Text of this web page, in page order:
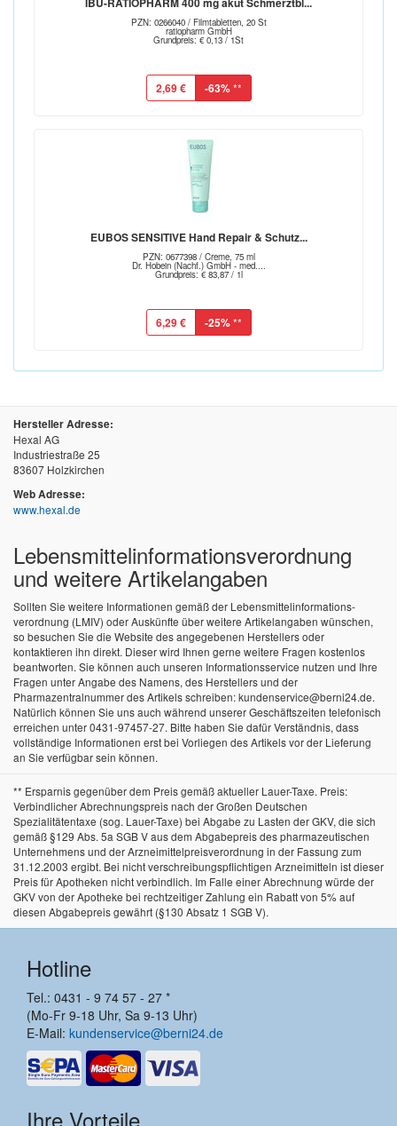
PZN: 0266040 / Filmtabletten, 20 St
ratiopharm GmbH
Grundpreis: € 0,13 / 1St
2,69 € -63%**
EUBOS SENSITIVE Hand Repair & Schutz...
PZN: 0677398 / Creme, 75 ml
Dr. Hobein (Nachf.) GmbH - med....
Grundpreis: € 83,87 / 1l
6,29 € -25%**
Hersteller Adresse:
Hexal AG
Industriestraße 25
83607 Holzkirchen
Web Adresse:
www.hexal.de
Lebensmittel­informations­verordnung
und weitere Artikelangaben
Sollten Sie weitere Informationen gemäß der Lebensmittel­informations­
verordnung (LMIV) oder Auskünfte über weitere Artikelangaben wünschen,
so besuchen Sie die Website des angegebenen Herstellers oder
kontaktieren ihn direkt. Dieser wird Ihnen gerne weitere Fragen kostenlos
beantworten. Sie können auch unseren Informationsservice nutzen und Ihre
Fragen unter Angabe des Namens, des Herstellers und der
Pharmazentralnummer des Artikels schreiben: kundenservice@berni24.de.
Natürlich können Sie uns auch während unserer Geschäftszeiten telefonisch
erreichen unter 0431-97457-27. Bitte haben Sie dafür Verständnis, dass
vollständige Informationen erst bei Vorliegen des Artikels vor der Lieferung
an Sie verfügbar sein können.
** Ersparnis gegenüber dem Preis gemäß aktueller Lauer-Taxe. Preis:
Verbindlicher Abrechnungspreis nach der Großen Deutschen
Spezialitätentaxe (sog. Lauer-Taxe) bei Abgabe zu Lasten der GKV, die sich
gemäß §129 Abs. 5a SGB V aus dem Abgabepreis des pharmazeutischen
Unternehmens und der Arzneimittelpreisverordnung in der Fassung zum
31.12.2003 ergibt. Bei nicht verschreibungspflichtigen Arzneimitteln ist dieser
Preis für Apotheken nicht verbindlich. Im Falle einer Abrechnung würde der
GKV von der Apotheke bei rechtzeitiger Zahlung ein Rabatt von 5% auf
diesen Abgabepreis gewährt (§130 Absatz 1 SGB V).
Hotline
Tel.: 0431 - 9 74 57 - 27 *
(Mo-Fr 9-18 Uhr, Sa 9-13 Uhr)
E-Mail: kundenservice@berni24.de
Ihre Vorteile